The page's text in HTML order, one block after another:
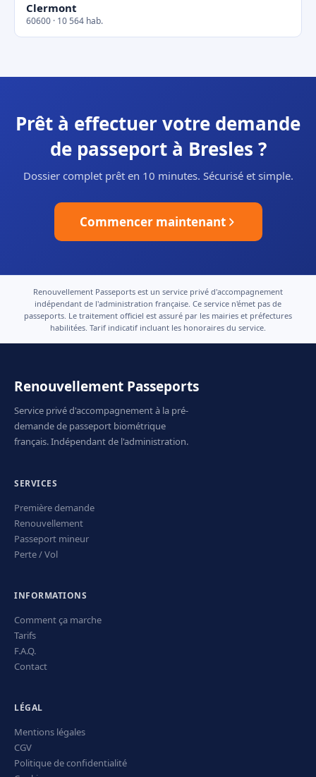
Clermont
60600 · 10 564 hab.
Prêt à effectuer votre demande
de passeport à Bresles ?
Dossier complet prêt en 10 minutes. Sécurisé et simple.
Commencer maintenant
Renouvellement Passeports est un service privé d'accompagnement
indépendant de l'administration française. Ce service n'émet pas de
passeports. Le traitement officiel est assuré par les mairies et préfectures
habilitées. Tarif indicatif incluant les honoraires du service.
Renouvellement Passeports
Service privé d'accompagnement à la pré-
demande de passeport biométrique
français. Indépendant de l'administration.
SERVICES
Première demande
Renouvellement
Passeport mineur
Perte / Vol
INFORMATIONS
Comment ça marche
Tarifs
F.A.Q.
Contact
LÉGAL
Mentions légales
CGV
Politique de confidentialité